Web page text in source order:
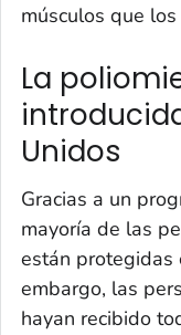
músculos que
La
Unidos
Gracias a un
mayoría de las
están protegidas
embargo, las
hayan recibido